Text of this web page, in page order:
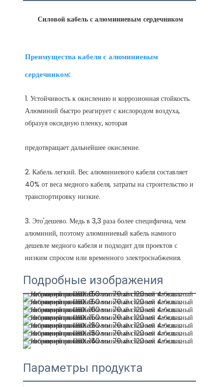
Преимущества кабеля с алюминиевым
1. Устойчивость к окислению и коррозионная стойкость.
Алюминий быстро реагирует с кислородом воздуха,
2. Кабель легкий. Вес алюминиевого кабеля составляет
40% от веса медного кабеля, затраты на строительство и
3. Это'дешево. Медь в 3,3 раза более специфична, чем
алюминий, поэтому алюминиевый кабель намного
дешевле медного кабеля и подходит для проектов с
Подробные изображения
Параметры продукта